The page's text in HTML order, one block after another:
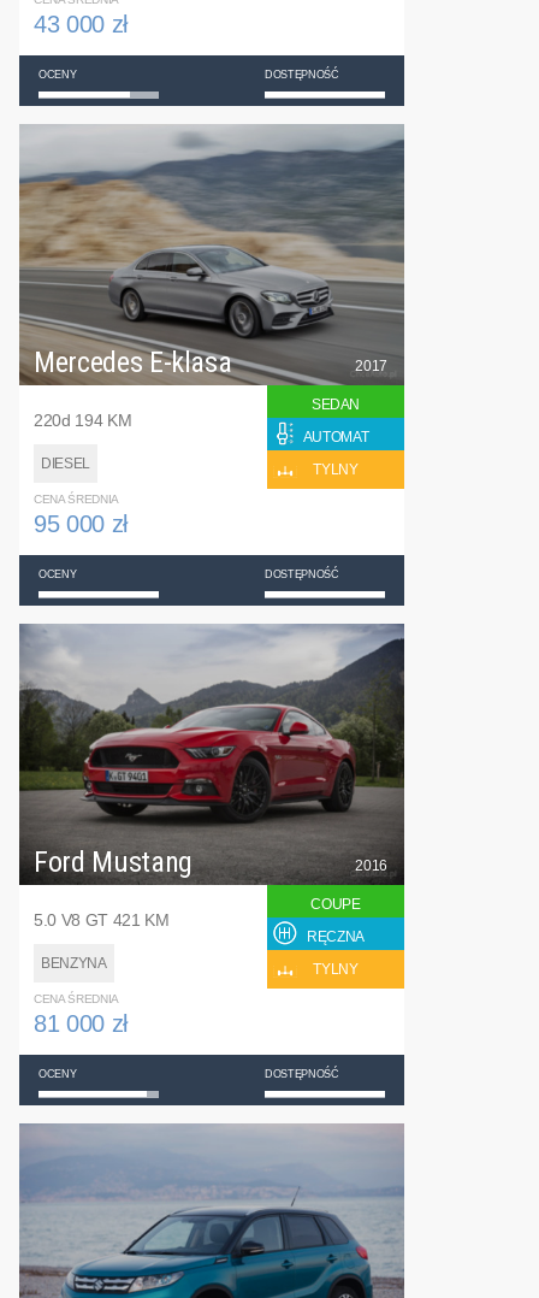
43 000 zł
OCENY DOSTĘPNOŚĆ
Mercedes E-klasa
220d 194 KM
DIESEL
2017
SEDAN
AUTOMAT
TYLNY
CENA ŚREDNIA
95 000 zł
OCENY DOSTĘPNOŚĆ
Ford Mustang
5.0 V8 GT 421 KM
BENZYNA
2016
COUPE
RĘCZNA
TYLNY
CENA ŚREDNIA
81 000 zł
OCENY DOSTĘPNOŚĆ